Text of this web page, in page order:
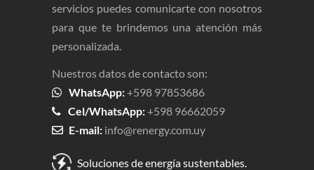
servicios puedes comunicarte con nosotros
para que te brindemos una atención más
personalizada.
Nuestros datos de contacto son:
WhatsApp:+598 97853686
Cel/WhatsApp:+598 96662059
E-mail: info@renergy.com.uy
Soluciones de energía sustentables.